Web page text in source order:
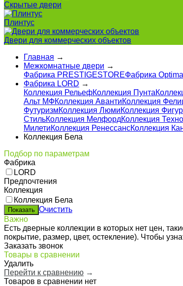
Скрытые двери
Плинтус
Двери для коммерческих объектов
Главная →
Межкомнатные двери →
Фабрика PRESTIGESTOREФабрика
Фабрика LORD →
Коллекция РельефКоллекция Пунта
Альт МФКоллекция АвантиКоллекция
ФутуризмКоллекция ЛюмиКоллекция
СтильКоллекция МелфордКоллекция Техно
МилетиКоллекция РенессансКоллекция
Коллекция Бела
Подбор по параметрам
Фабрика
LORD
Предпочтения
Коллекция
Коллекция Бела
Очистить
Важно
Есть дверные коллекции в которых нет цен,
покрытие, размер, цвет, остекление). Чтобы
Заказать звонок
Товары в сравнении
Удалить
Перейти к сравнению →
Товаров в сравнении нет